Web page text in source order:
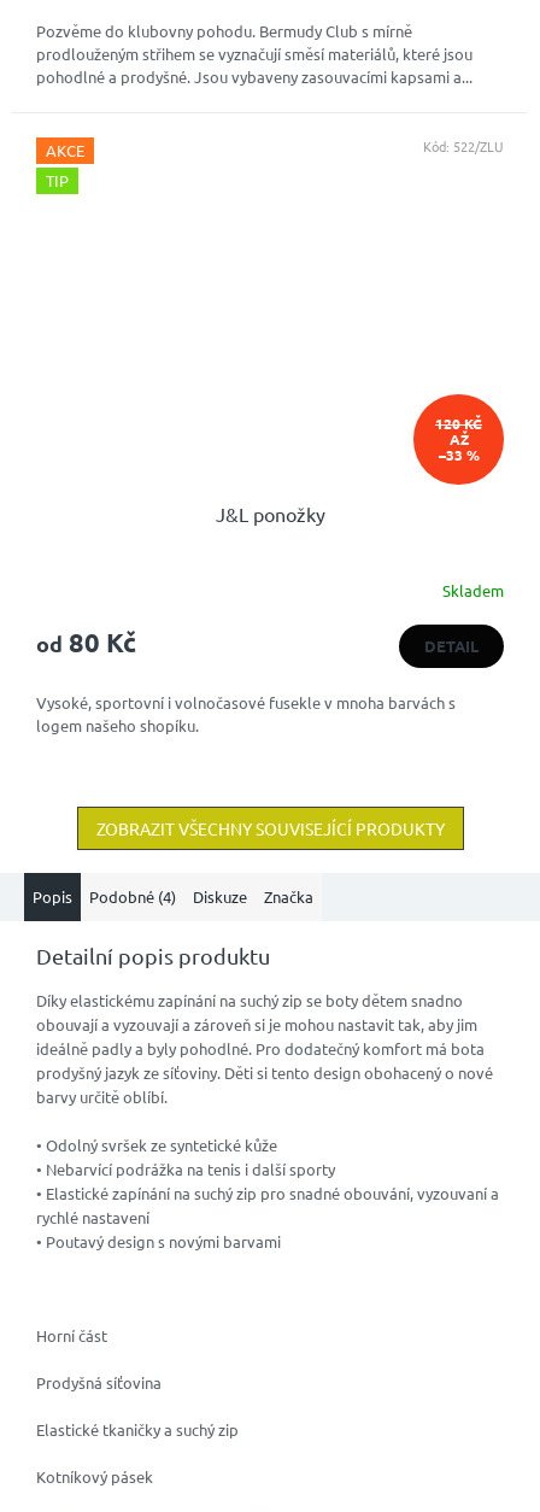
Pozvěme do klubovny pohodu. Bermudy Club s mírně
prodlouženým střihem se vyznačují směsí materiálů, které jsou
pohodlné a prodyšné. Jsou vybaveny zasouvacími kapsami a...
AKCE
TIP
120 KČ
AŽ
–33 %
J&L ponožky
produktu
z
5
Skladem
od 80 Kč DETAIL
Vysoké, sportovní i volnočasové fusekle v mnoha barvách s
logem našeho shopíku.
Kód: 522/ZLU
ZOBRAZIT VŠECHNY SOUVISEJÍCÍ PRODUKTY
Popis Podobné (4) Diskuze Značka
Detailní popis produktu
Díky elastickému zapínání na suchý zip se boty dětem snadno
obouvají a vyzouvají a zároveň si je mohou nastavit tak, aby jim
ideálně padly a byly pohodlné. Pro dodatečný komfort má bota
prodyšný jazyk ze síťoviny. Děti si tento design obohacený o nové
barvy určitě oblíbí.
• Odolný svršek ze syntetické kůže
• Nebarvící podrážka na tenis i další sporty
• Elastické zapínání na suchý zip pro snadné obouvání, vyzouvaní a
rychlé nastavení
• Poutavý design s novými barvami
Horní část
Prodyšná síťovina
Elastické tkaničky a suchý zip
Kotníkový pásek